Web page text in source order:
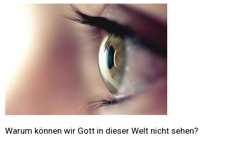
Warum können wir Gott in dieser Welt nicht sehen?